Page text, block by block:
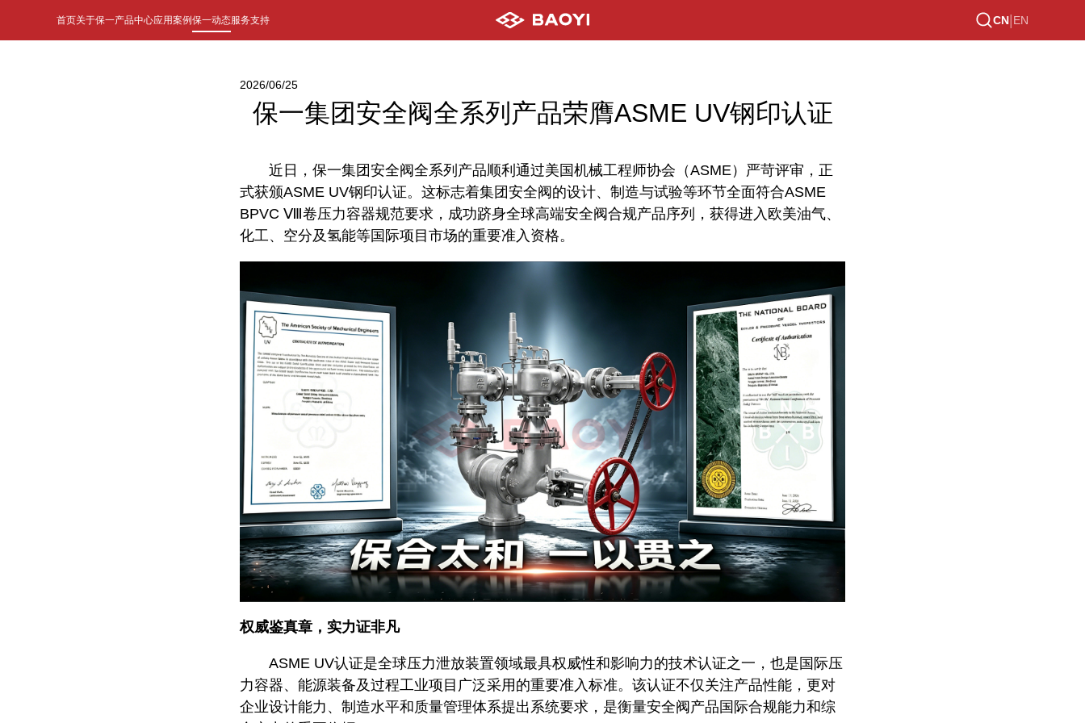
首页关于保一产品中心应用案例保一动态服务支持 CN|EN
2026/06/25
保一集团安全阀全系列产品荣膺ASME UV钢印认证
近日，保一集团安全阀全系列产品顺利通过美国机械工程师协会（ASME）严苛评审，正
式获颁ASME UV钢印认证。这标志着集团安全阀的设计、制造与试验等环节全面符合ASME
BPVC Ⅷ卷压力容器规范要求，成功跻身全球高端安全阀合规产品序列，获得进入欧美油气、
化工、空分及氢能等国际项目市场的重要准入资格。
权威鉴真章，实力证非凡
ASME UV认证是全球压力泄放装置领域最具权威性和影响力的技术认证之一，也是国际压
力容器、能源装备及过程工业项目广泛采用的重要准入标准。该认证不仅关注产品性能，更对
企业设计能力、制造水平和质量管理体系提出系统要求，是衡量安全阀产品国际合规能力和综